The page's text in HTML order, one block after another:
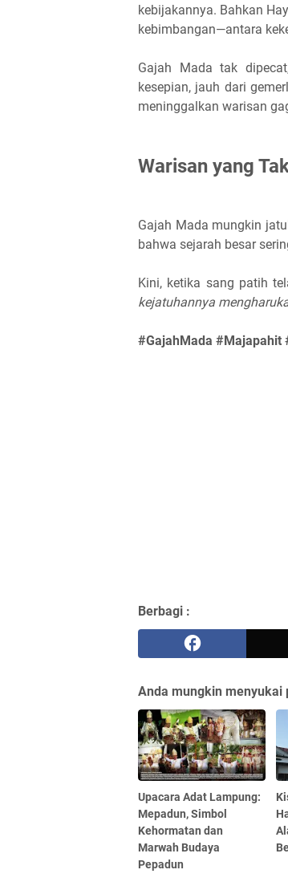
kebijakannya. Bahkan
kebimbangan—antara
Gajah Mada tak
kesepian, jauh dari
meninggalkan warisan
Warisan yang
Gajah Mada mungkin
bahwa sejarah besar
Kini, ketika sang patih
kejatuhannya
#GajahMada #Majapahit
Berbagi :
Anda mungkin menyukai
Upacara Adat Lampung:
Mepadun, Simbol
Kehormatan dan
Marwah Budaya
Pepadun